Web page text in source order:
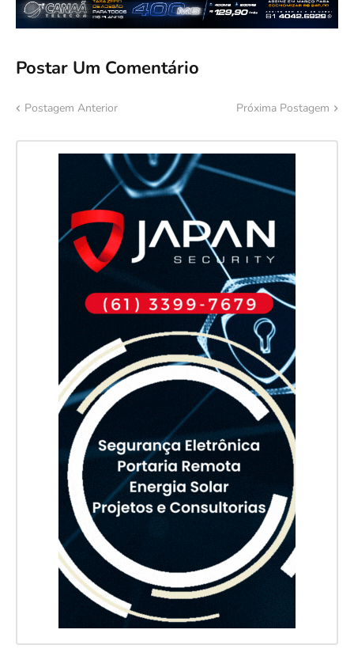
Postar Um Comentário
Postagem Anterior Próxima Postagem